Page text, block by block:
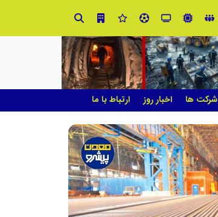
برق چهاردانگه شانزدهمین مانور سراسری طرح
شرکت ها اخبار روز ارتباط با ما